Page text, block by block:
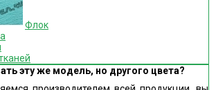
Флок
эту же модель, но другого цвета?